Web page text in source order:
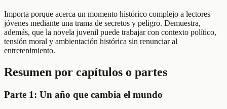
Importa porque acerca un momento histórico complejo a lectores
jóvenes mediante una trama de secretos y peligro. Demuestra,
además, que la novela juvenil puede trabajar con contexto político,
tensión moral y ambientación histórica sin renunciar al
entretenimiento.
Resumen por capítulos o partes
Parte 1: Un año que cambia el mundo